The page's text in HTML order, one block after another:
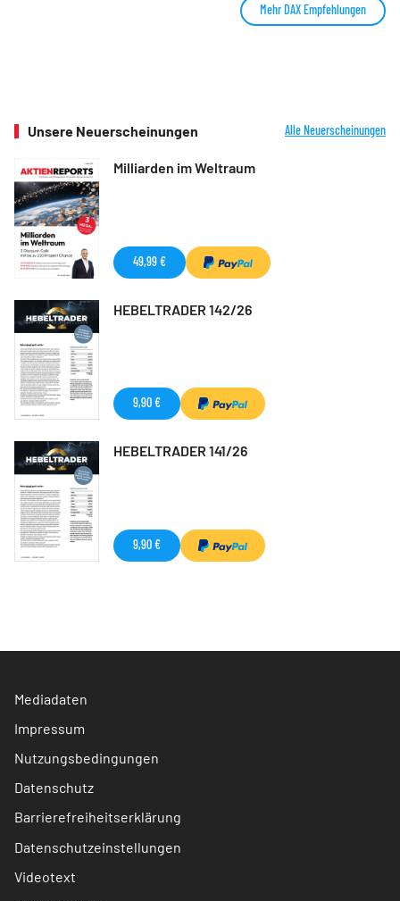
Mehr DAX Empfehlungen
Unsere Neuerscheinungen Alle Neuerscheinungen
Milliarden im Weltraum
49,99 €
HEBELTRADER 142/26
9,90 €
HEBELTRADER 141/26
9,90 €
Mediadaten
Impressum
Nutzungsbedingungen
Datenschutz
Barrierefreiheitserklärung
Datenschutzeinstellungen
Videotext